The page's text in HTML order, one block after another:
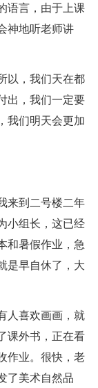
语言，由于上课
神地听老师讲
以，我们天在都
出，我们一定要
我们明天会更加
来到二号楼二年
小组长，这已经
和暑假作业，急
是早自休了，大
人喜欢画画，就
课外书，正在看
作业。很快，老
了美术自然品